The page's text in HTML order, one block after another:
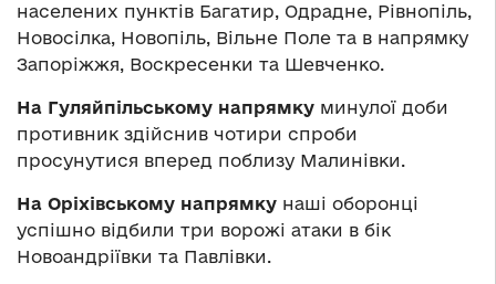
населених пунктів Багатир, Одрадне, Рівнопіль,
Новосілка, Новопіль, Вільне Поле та в напрямку
Запоріжжя, Воскресенки та Шевченко.
На Гуляйпільському напрямку минулої доби
противник здійснив чотири спроби
просунутися вперед поблизу Малинівки.
На Оріхівському напрямку наші оборонці
успішно відбили три ворожі атаки в бік
Новоандріївки та Павлівки.